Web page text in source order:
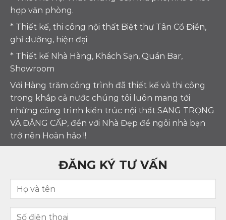
hợp văn phòng.
* Thiết kế, thi công nội thất Biệt thự Tân Cổ Điển,
ghỉ dưỡng, hiện đại
* Thiết kế Nhà Hàng, Khách Sạn, Quán Bar,
Showroom
Với Hàng trăm công trình đã thiết kế và thi công
trong khắp cả nước chúng tôi luôn mang tới
những công trình kiến trúc nội thất SANG TRỌNG
VÀ ĐẰNG CẤP, đền với Nhà Đẹp để ngôi nhà bạn
trở nên Hoàn hảo !!
ĐĂNG KÝ TƯ VẤN